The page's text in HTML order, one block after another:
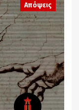
Απόψεις